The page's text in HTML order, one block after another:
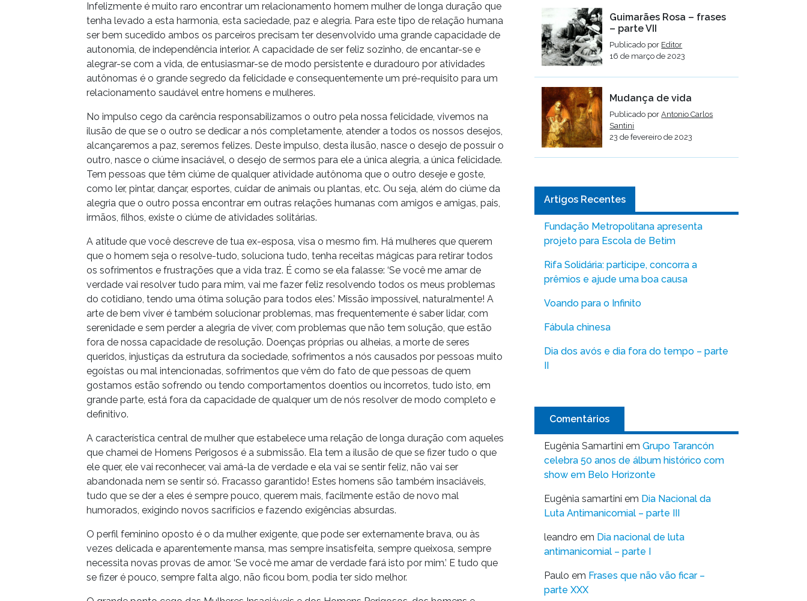
Infelizmente é muito raro encontrar um relacionamento homem mulher de longa duração que
tenha levado a esta harmonia, esta saciedade, paz e alegria. Para este tipo de relação humana
ser bem sucedido ambos os parceiros precisam ter desenvolvido uma grande capacidade de
autonomia, de independência interior. A capacidade de ser feliz sozinho, de encantar-se e
alegrar-se com a vida, de entusiasmar-se de modo persistente e duradouro por atividades
autônomas é o grande segredo da felicidade e consequentemente um pré-requisito para um
relacionamento saudável entre homens e mulheres.
No impulso cego da carência responsabilizamos o outro pela nossa felicidade, vivemos na
ilusão de que se o outro se dedicar a nós completamente, atender a todos os nossos desejos,
alcançaremos a paz, seremos felizes. Deste impulso, desta ilusão, nasce o desejo de possuir o
outro, nasce o ciúme insaciável, o desejo de sermos para ele a única alegria, a única felicidade.
Tem pessoas que têm ciúme de qualquer atividade autônoma que o outro deseje e goste,
como ler, pintar, dançar, esportes, cuidar de animais ou plantas, etc. Ou seja, além do ciúme da
alegria que o outro possa encontrar em outras relações humanas com amigos e amigas, pais,
irmãos, filhos, existe o ciúme de atividades solitárias.
A atitude que você descreve de tua ex-esposa, visa o mesmo fim. Há mulheres que querem
que o homem seja o resolve-tudo, soluciona tudo, tenha receitas mágicas para retirar todos
os sofrimentos e frustrações que a vida traz. É como se ela falasse: ‘Se você me amar de
verdade vai resolver tudo para mim, vai me fazer feliz resolvendo todos os meus problemas
do cotidiano, tendo uma ótima solução para todos eles.’ Missão impossível, naturalmente! A
arte de bem viver é também solucionar problemas, mas frequentemente é saber lidar, com
serenidade e sem perder a alegria de viver, com problemas que não tem solução, que estão
fora de nossa capacidade de resolução. Doenças próprias ou alheias, a morte de seres
queridos, injustiças da estrutura da sociedade, sofrimentos a nós causados por pessoas muito
egoístas ou mal intencionadas, sofrimentos que vêm do fato de que pessoas de quem
gostamos estão sofrendo ou tendo comportamentos doentios ou incorretos, tudo isto, em
grande parte, está fora da capacidade de qualquer um de nós resolver de modo completo e
definitivo.
A característica central de mulher que estabelece uma relação de longa duração com aqueles
que chamei de Homens Perigosos é a submissão. Ela tem a ilusão de que se fizer tudo o que
ele quer, ele vai reconhecer, vai amá-la de verdade e ela vai se sentir feliz, não vai ser
abandonada nem se sentir só. Fracasso garantido! Estes homens são também insaciáveis,
tudo que se der a eles é sempre pouco, querem mais, facilmente estão de novo mal
humorados, exigindo novos sacrifícios e fazendo exigências absurdas.
O perfil feminino oposto é o da mulher exigente, que pode ser externamente brava, ou às
vezes delicada e aparentemente mansa, mas sempre insatisfeita, sempre queixosa, sempre
necessita novas provas de amor. ‘Se você me amar de verdade fará isto por mim.’ E tudo que
se fizer é pouco, sempre falta algo, não ficou bom, podia ter sido melhor.
Guimarães Rosa – frases
– parte VII
Publicado por Editor
16 de março de 2023
Mudança de vida
Publicado porAntonio Carlos
Santini
23 de fevereiro de 2023
Artigos Recentes
Fundação Metropolitana apresenta
projeto para Escola de Betim
Rifa Solidária: participe, concorra a
prêmios e ajude uma boa causa
Voando para o Infinito
Fábula chinesa
Dia dos avós e dia fora do tempo – parte
II
Comentários
Eugênia Samartini em Grupo Tarancón
celebra 50 anos de álbum histórico com
show em Belo Horizonte
Eugênia samartini em Dia Nacional da
Luta Antimanicomial – parte III
leandro em Dia nacional de luta
antimanicomial – parte I
Paulo em Frases que não vão ficar –
parte XXX